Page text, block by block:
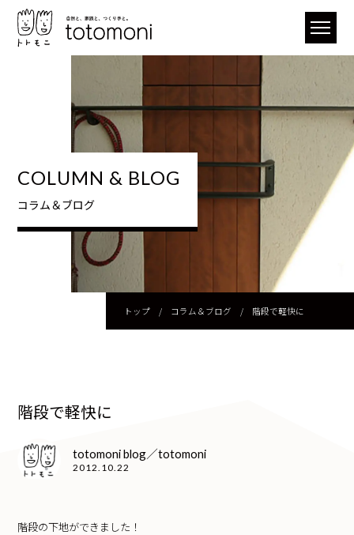
COLUMN & BLOG
コラム＆ブログ
トップ/ コラム＆ブログ / 階段で軽快に
階段で軽快に
totomoni blog／totomoni
2012.10.22
階段の下地ができました！